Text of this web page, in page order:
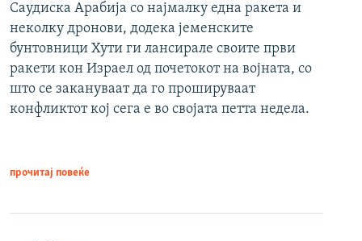
Саудиска Арабија со најмалку една ракета и
неколку дронови, додека јеменските
бунтовници Хути ги лансирале своите први
ракети кон Израел од почетокот на војната, со
што се закануваат да го прошируваат
конфликтот кој сега е во својата петта недела.
прочитај повеќе